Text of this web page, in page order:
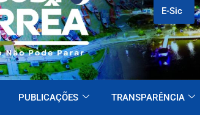
E-Sic
PUBLICAÇÕES TRANSPARÊNCIA